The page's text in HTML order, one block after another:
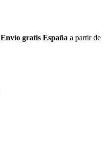
Envío gratis España a partir de